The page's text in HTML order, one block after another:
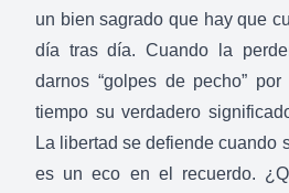
un bien sagrado que hay que
día tras día. Cuando la
darnos “golpes de pecho”
tiempo su verdadero
La libertad se defiende cuando
es un eco en el recuerdo.